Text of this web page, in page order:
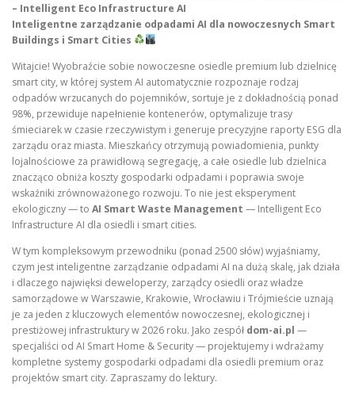
– Intelligent Eco Infrastructure AI
Inteligentne zarządzanie odpadami AI dla nowoczesnych Smart
Buildings i Smart Cities
Witajcie! Wyobraźcie sobie nowoczesne osiedle premium lub dzielnicę
smart city, w której system AI automatycznie rozpoznaje rodzaj
odpadów wrzucanych do pojemników, sortuje je z dokładnością ponad
98%, przewiduje napełnienie kontenerów, optymalizuje trasy
śmieciarek w czasie rzeczywistym i generuje precyzyjne raporty ESG dla
zarządu oraz miasta. Mieszkańcy otrzymują powiadomienia, punkty
lojalnościowe za prawidłową segregację, a całe osiedle lub dzielnica
znacząco obniża koszty gospodarki odpadami i poprawia swoje
wskaźniki zrównoważonego rozwoju. To nie jest eksperyment
ekologiczny — to AI Smart Waste Management — Intelligent Eco
Infrastructure AI dla osiedli i smart cities.
W tym kompleksowym przewodniku (ponad 2500 słów) wyjaśniamy,
czym jest inteligentne zarządzanie odpadami AI na dużą skalę, jak działa
i dlaczego najwięksi deweloperzy, zarządcy osiedli oraz władze
samorządowe w Warszawie, Krakowie, Wrocławiu i Trójmieście uznają
je za jeden z kluczowych elementów nowoczesnej, ekologicznej i
prestiżowej infrastruktury w 2026 roku. Jako zespół dom-ai.pl —
specjaliści od AI Smart Home & Security — projektujemy i wdrażamy
kompletne systemy gospodarki odpadami dla osiedli premium oraz
projektów smart city. Zapraszamy do lektury.